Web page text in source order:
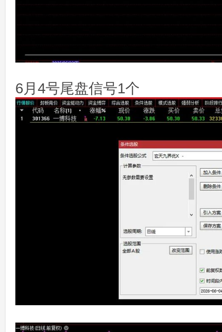
6月4号尾盘信号1个